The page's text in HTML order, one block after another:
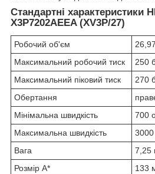
Стандартні характеристики
X3P7202AEEA (XV3P/27)
Робочий об'єм
Максимальний робочий тиск
250
Максимальний піковий тиск
270
Обертання
Мінімальна швидкість
700
Максимальна швидкість
Вага
7,25
Розмір A*
133